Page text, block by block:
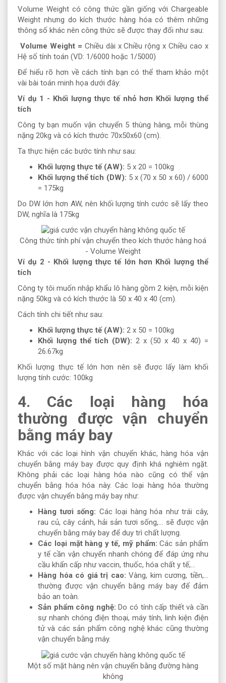
Volume Weight có công thức gần giống với Chargeable
Weight nhưng do kích thước hàng hóa có thêm những
thông số khác nên công thức sẽ được thay đổi như sau:
Volume Weight = Chiều dài x Chiều rộng x Chiều cao x
Hệ số tính toán (VD: 1/6000 hoặc 1/5000)
Để hiểu rõ hơn về cách tính bạn có thể tham khảo một
vài bài toán minh họa dưới đây:
Ví dụ 1 - Khối lượng thực tế nhỏ hơn Khối lượng thể
tích
Công ty bạn muốn vận chuyển 5 thùng hàng, mỗi thùng
nặng 20kg và có kích thước 70x50x60 (cm).
Ta thực hiện các bước tính như sau:
Khối lượng thực tế (AW): 5 x 20 = 100kg
Khối lượng thể tích (DW): 5 x (70 x 50 x 60) / 6000
= 175kg
Do DW lớn hơn AW, nên khối lượng tính cước sẽ lấy theo
DW, nghĩa là 175kg
Công thức tính phí vận chuyển theo kích thước hàng hoá
- Volume Weight
Ví dụ 2 - Khối lượng thực tế lớn hơn Khối lượng thể
tích
Công ty tôi muốn nhập khẩu lô hàng gồm 2 kiện, mỗi kiện
nặng 50kg và có kích thước là 50 x 40 x 40 (cm).
Cách tính chi tiết như sau:
Khối lượng thực tế (AW): 2 x 50 = 100kg
Khối lượng thể tích (DW): 2 x (50 x 40 x 40) =
26.67kg
Khối lượng thực tế lớn hơn nên sẽ được lấy làm khối
lượng tính cước: 100kg
4. Các loại hàng hóa
thường được vận chuyển
bằng máy bay
Khác với các loại hình vận chuyển khác, hàng hóa vận
chuyển bằng máy bay được quy định khá nghiêm ngặt.
Không phải các loại hàng hóa nào cũng có thể vận
chuyển bằng hóa hóa này. Các loại hàng hóa thường
được vận chuyển bằng máy bay như:
Hàng tươi sống: Các loại hàng hóa như trái cây,
rau củ, cây cảnh, hải sản tươi sống,... sẽ được vận
chuyển bằng máy bay để duy trì chất lượng.
Các loại mặt hàng y tế, mỹ phẩm: Các sản phẩm
y tế cần vận chuyển nhanh chóng để đáp ứng nhu
cầu khẩn cấp như vaccin, thuốc, hóa chất y tế,...
Hàng hóa có giá trị cao: Vàng, kim cương, tiền,...
thường được vận chuyển bằng máy bay để đảm
bảo an toàn.
Sản phẩm công nghệ: Do có tính cấp thiết và cần
sự nhanh chóng điện thoại, máy tính, linh kiện điện
tử và các sản phẩm công nghệ khác cũng thường
vận chuyển bằng máy.
Một số mặt hàng nên vận chuyển bằng đường hàng
không